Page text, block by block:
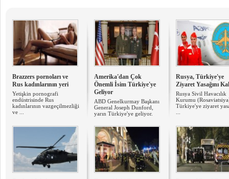
Brazzers pornoları ve
Rus kadınlarının yeri
Yetişkin pornografi
endüstrisinde Rus
kadınlarının vazgeçilmezliği
ve ...
Amerika'dan Çok
Önemli İsim Türkiye'ye
Geliyor
ABD Genelkurmay Başkanı
General Joseph Dunford,
yarın Türkiye'ye geliyor.
Rusya, Türkiye'ye
Ziyaret Yasağını
Rusya Sivil Havacılık
Kurumu
Türkiye'ye ziyaret